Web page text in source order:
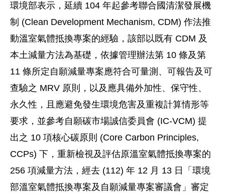
環境部表示，延續 104 年起參考聯合國清潔發展機
制 (Clean Development Mechanism, CDM) 作法推
動溫室氣體抵換專案的經驗，該部以既有 CDM 及
本土減量方法為基礎，依據管理辦法第 10 條及第
11 條所定自願減量專案應符合可量測、可報告及可
查驗之 MRV 原則，以及應具備外加性、保守性、
永久性，且應避免發生環境危害及重複計算情形等
要求，並參考自願碳市場誠信委員會 (IC-VCM) 提
出之 10 項核心碳原則 (Core Carbon Principles,
CCPs) 下，重新檢視及評估原溫室氣體抵換專案的
256 項減量方法，經去 (112) 年 12 月 13 日「環境
部溫室氣體抵換專案及自願減量專案審議會」審定